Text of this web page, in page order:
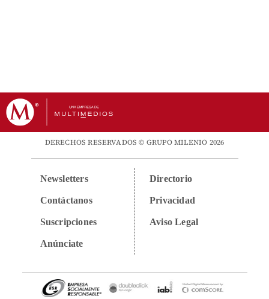
DERECHOS RESERVADOS © GRUPO MILENIO 2026
Newsletters
Contáctanos
Suscripciones
Anúnciate
Directorio
Privacidad
Aviso Legal